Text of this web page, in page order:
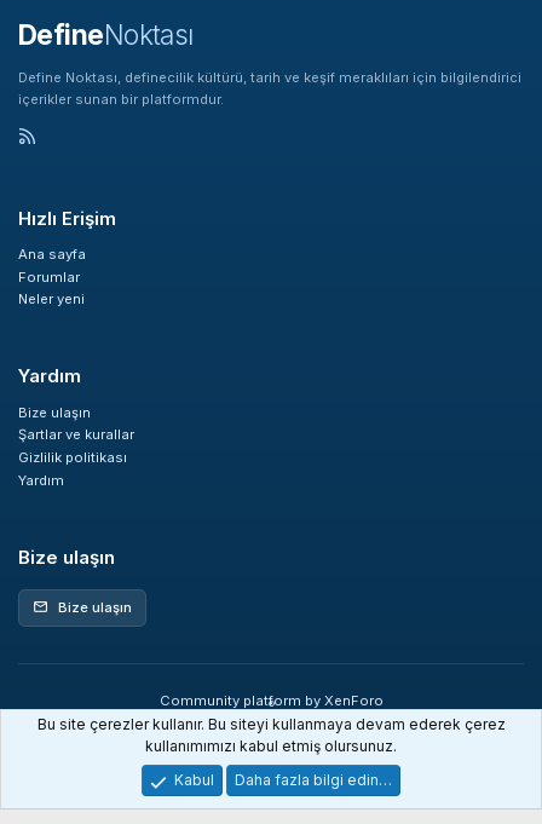
DefineNoktası
Define Noktası, definecilik kültürü, tarih ve keşif meraklıları için bilgilendirici
içerikler sunan bir platformdur.
Hızlı Erişim
Ana sayfa
Forumlar
Neler yeni
Yardım
Bize ulaşın
Şartlar ve kurallar
Gizlilik politikası
Yardım
Bize ulaşın
mail Bize ulaşın
Community platform by XenForo
®
© 2010-2026 XenForo Ltd.
XenDev Forum İstatistik sistemi
Bu site çerezler kullanır. Bu siteyi kullanmaya devam ederek çerez
kullanımımızı kabul etmiş olursunuz.
Kabul
Daha fazla bilgi edin…